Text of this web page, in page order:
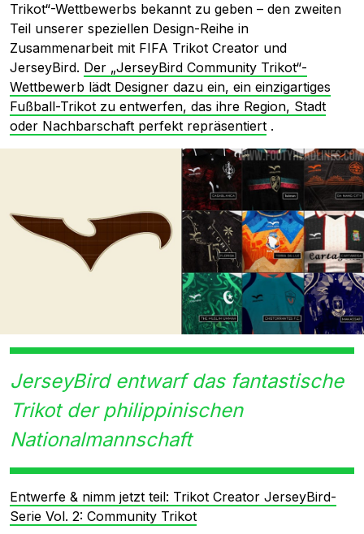
Trikot“-Wettbewerbs bekannt zu geben – den zweiten
Teil unserer speziellen Design-Reihe in
Zusammenarbeit mit FIFA Trikot Creator und
JerseyBird. Der „JerseyBird Community Trikot“-
Wettbewerb lädt Designer dazu ein, ein einzigartiges
Fußball-Trikot zu entwerfen, das ihre Region, Stadt
oder Nachbarschaft perfekt repräsentiert .
JerseyBird entwarf das fantastische
Trikot der philippinischen
Nationalmannschaft
Entwerfe & nimm jetzt teil: Trikot Creator JerseyBird-
Serie Vol. 2: Community Trikot